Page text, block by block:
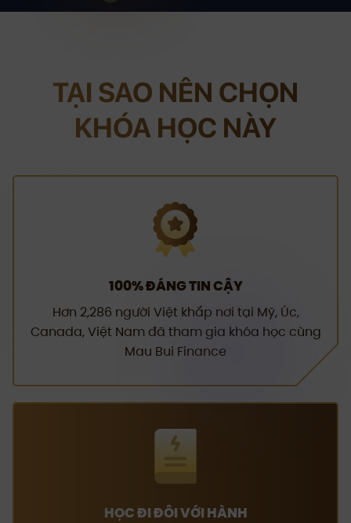
TẠI SAO NÊN CHỌN
KHÓA HỌC NÀY
100% ĐÁNG TIN CẬY
Hơn 2,286 người Việt khắp nơi tại Mỹ, Úc,
Canada, Việt Nam đã tham gia khóa học cùng
Mau Bui Finance
HỌC ĐI ĐÔI VỚI HÀNH